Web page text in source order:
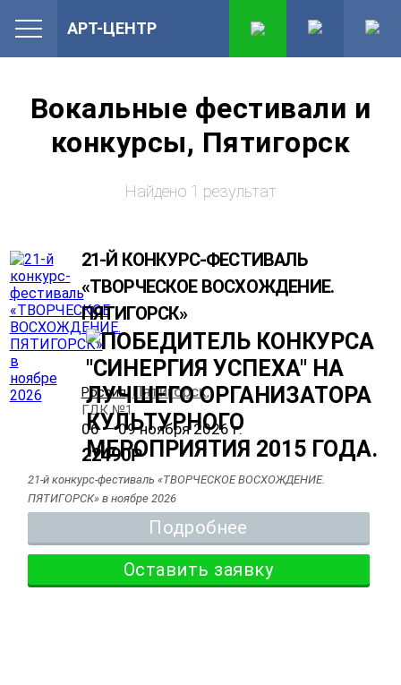
Вокальные фестивали и
конкурсы, Пятигорск
Найдено 1 результат
21-Й КОНКУРС-ФЕСТИВАЛЬ
«ТВОРЧЕСКОЕ ВОСХОЖДЕНИЕ.
ПЯТИГОРСК»
Россия, Пятигорск,
ГДК №1
06 — 09 ноября 2026 г.
22490Р
21-й конкурс-фестиваль «ТВОРЧЕСКОЕ ВОСХОЖДЕНИЕ.
ПЯТИГОРСК» в ноябре 2026
Подробнее
Оставить заявку
АРТ-ЦЕНТР